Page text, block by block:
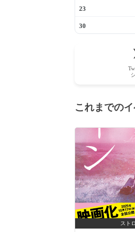
23
30
これまでの
スト